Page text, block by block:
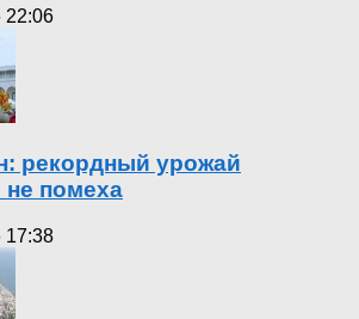
22:06
рекордный урожай
не помеха
17:38